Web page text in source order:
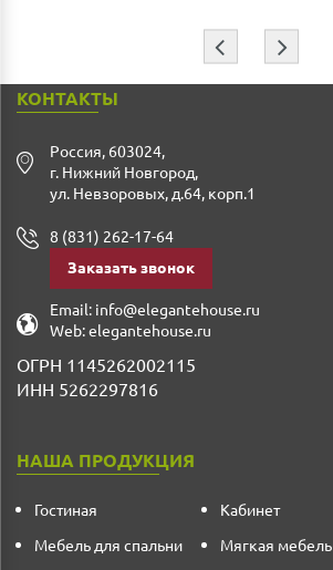
⇦ ⇨
КОНТАКТЫ
Россия, 603024,
г. Нижний Новгород,
ул. Невзоровых, д.64, корп.1
8 (831) 262-17-64
Заказать звонок
Email: info@elegantehouse.ru
Web:elegantehouse.ru
ОГРН 1145262002115
ИНН 5262297816
НАША ПРОДУКЦИЯ
Гостиная
Мебель для спальни
Кабинет
Мягкая мебель